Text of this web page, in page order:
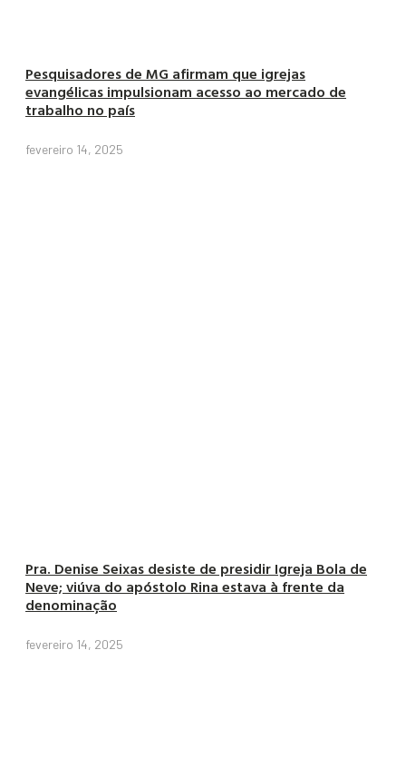
Pesquisadores de MG afirmam que igrejas
evangélicas impulsionam acesso ao mercado de
trabalho no país
fevereiro 14, 2025
Pra. Denise Seixas desiste de presidir Igreja Bola de
Neve; viúva do apóstolo Rina estava à frente da
denominação
fevereiro 14, 2025